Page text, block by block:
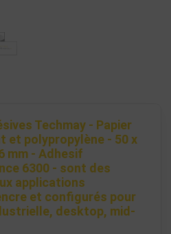
Techmay - Papier
et polypropylène - 50 x
mm - Adhesif
6300 - sont des
applications
et configurés pour
desktop, mid-